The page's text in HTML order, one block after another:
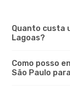
Quanto custa
Lagoas?
Como posso
São Paulo